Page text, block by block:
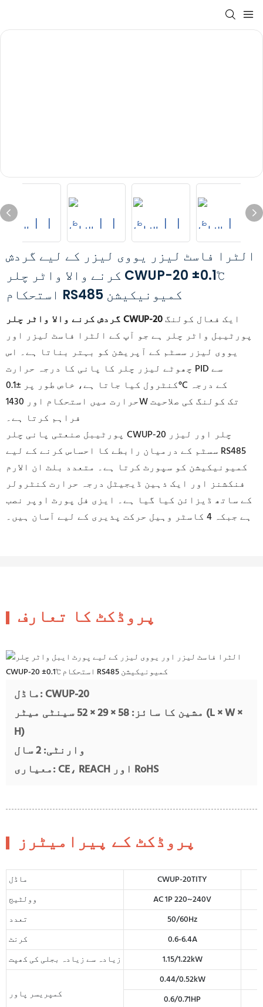
الٹرا فاسٹ لیزر یووی لیزر کے لیے گردش
کرنے والا واٹر چلر CWUP-20 ±0.1℃
استحکام RS485 کمیونیکیشن
گردش کرنے والا واٹر چلر CWUP-20
پورٹیبل واٹر چلر ہے جو آپ کے الٹرا فاسٹ لیزر اور
یووی لیزر سسٹم کے آپریشن کو بہتر بناتا ہے۔ اس
چھوٹے لیزر چلر کا پانی کا درجہ حرارت PID سے
کنٹرول کیا جاتا ہے، خاص طور پر ±0.1°C کے درجہ
حرارت میں استحکام اور 1430W تک کولنگ کی صلاحیت
فراہم کرتا ہے۔
پورٹیبل صنعتی پانی چلر
CWUP-20 چلر اور لیزر
سسٹم کے درمیان رابطے کا احساس کرنے کے لیے RS485
کمیونیکیشن کو سپورٹ کرتا ہے۔ متعدد بلٹ ان الارم
فنکشنز اور ایک ذہین ڈیجیٹل درجہ حرارت کنٹرولر
کے ساتھ ڈیزائن کیا گیا ہے۔ ایزی فل پورٹ اوپر نصب
ہے جبکہ 4 کاسٹر وہیل حرکت پذیری کے لیے آسان ہیں۔
پروڈکٹ کا تعارف
ماڈل: CWUP-20
مشین کا سائز: 58 × 29 × 52 سینٹی میٹر (L × W ×
H)
وارنٹی: 2 سال
معیاری: CE، REACH اور RoHS
پروڈکٹ کے پیرامیٹرز
ماڈل
CWUP-20TITY
وولٹیج
AC 1P 220~240V
تعدد
50/60Hz
کرنٹ
0.6-6.4A
زیادہ سے زیادہ بجلی کی کھپت
1.15/1.22kW
کمپریسر پاور
0.44/0.52kW
0.6/0.71HP